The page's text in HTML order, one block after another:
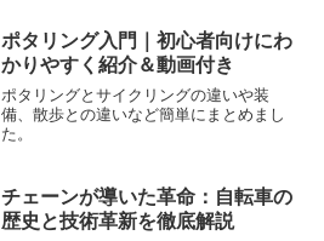
ポタリング入門｜初心者向けにわ
かりやすく紹介＆動画付き
ポタリングとサイクリングの違いや装
備、散歩との違いなど簡単にまとめまし
た。
チェーンが導いた革命：自転車の
歴史と技術革新を徹底解説